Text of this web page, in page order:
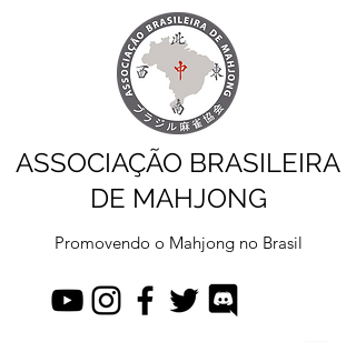
ASSOCIAÇÃO BRASILEIRA
DE MAHJONG
Promovendo o Mahjong no Brasil